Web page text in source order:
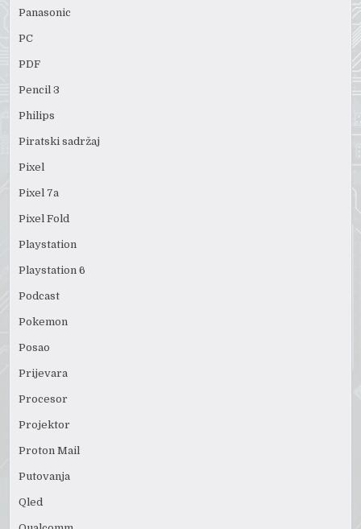
Panasonic
PC
PDF
Pencil 3
Philips
Piratski sadržaj
Pixel
Pixel 7a
Pixel Fold
Playstation
Playstation 6
Podcast
Pokemon
Posao
Prijevara
Procesor
Projektor
Proton Mail
Putovanja
Qled